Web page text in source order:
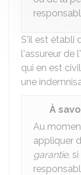
S'il est établi
l'assureur de
qui en est
une
À
Au
appliquer
garantie,